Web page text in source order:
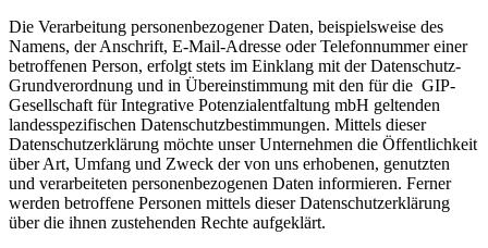
Die Verarbeitung personenbezogener Daten, beispielsweise des
Namens, der Anschrift, E-Mail-Adresse oder Telefonnummer einer
betroffenen Person, erfolgt stets im Einklang mit der Datenschutz-
Grundverordnung und in Übereinstimmung mit den für die GIP-
Gesellschaft für Integrative Potenzialentfaltung mbH geltenden
landesspezifischen Datenschutzbestimmungen. Mittels dieser
Datenschutzerklärung möchte unser Unternehmen die Öffentlichkeit
über Art, Umfang und Zweck der von uns erhobenen, genutzten
und verarbeiteten personenbezogenen Daten informieren. Ferner
werden betroffene Personen mittels dieser Datenschutzerklärung
über die ihnen zustehenden Rechte aufgeklärt.